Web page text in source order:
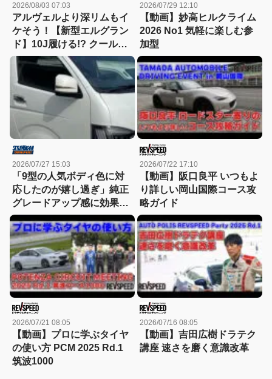
2026/08/03 07:03
アルヴェルより深リムもイ
ケそう！【新型エルグラン
ド】10J履ける!? クールが
ノーサスでホイールのデー
タ取り！
2026/07/29 12:10
【動画】妙高ヒルクライム
2026 No1 気軽に楽しむ参
加型
2026/07/27 15:03
「9型の人気ボディ色に対
応したのが嬉し過ぎ」純正
グレードアップ感に効果て
きめんのドアミラー！
2026/07/22 17:10
【動画】阪口良平 いつもよ
り詳しい岡山国際コース攻
略ガイド
2026/07/21 08:05
【動画】プロに学ぶタイヤ
の使い方 PCM 2025 Rd.1
筑波1000
2026/07/16 08:05
【動画】吉田広樹ドラテク
講座 速さを磨く意識改革